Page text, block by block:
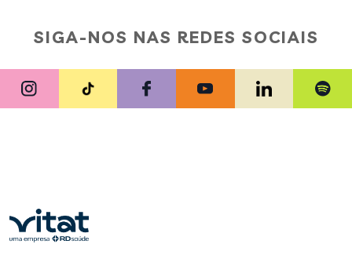
SIGA-NOS NAS REDES SOCIAIS